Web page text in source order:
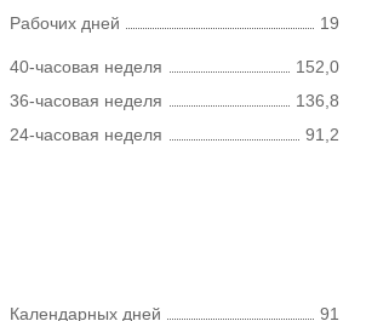
Рабочих дней
19
40-часовая неделя
152,0
36-часовая неделя
136,8
24-часовая неделя
91,2
Календарных дней
91